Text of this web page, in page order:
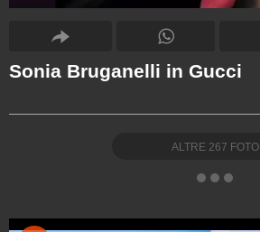
Sonia Bruganelli in Gucci
ALTRE 267 FOTO